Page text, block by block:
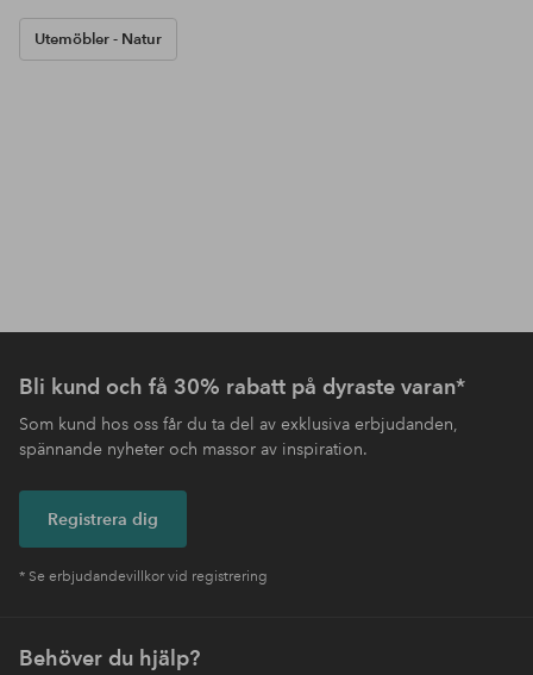
Utemöbler - Natur
Bli kund och få 30% rabatt på dyraste varan*
Som kund hos oss får du ta del av exklusiva erbjudanden,
spännande nyheter och massor av inspiration.
Registrera dig
* Se erbjudandevillkor vid registrering
Behöver du hjälp?